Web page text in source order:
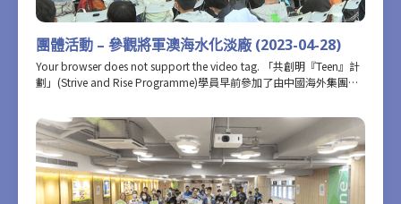
團體活動 – 參觀將軍澳海水化淡廠 (2023-04-28)
Your browser does not support the video tag. 「共創明『Teen』計
劃」(Strive and Rise Programme)學員早前參加了由中國海外集團為
興建中的將軍澳海水化淡廠，體驗了「飲水『SEA』源號」虛擬實
景，穿梭六十年代至今的香港水務設施，並認識到大家身處的正是水
務署首個逆滲透海水化淡廠；亦在不同的教育培訓中心和VR安全體驗
館，了解到建造業各工作環節及職業安全須知。我們鼓勵學員要多接
觸、多了解、多思考，探索人生的無限可能，令生命活得更有意義、
更有得著、更有啟發。